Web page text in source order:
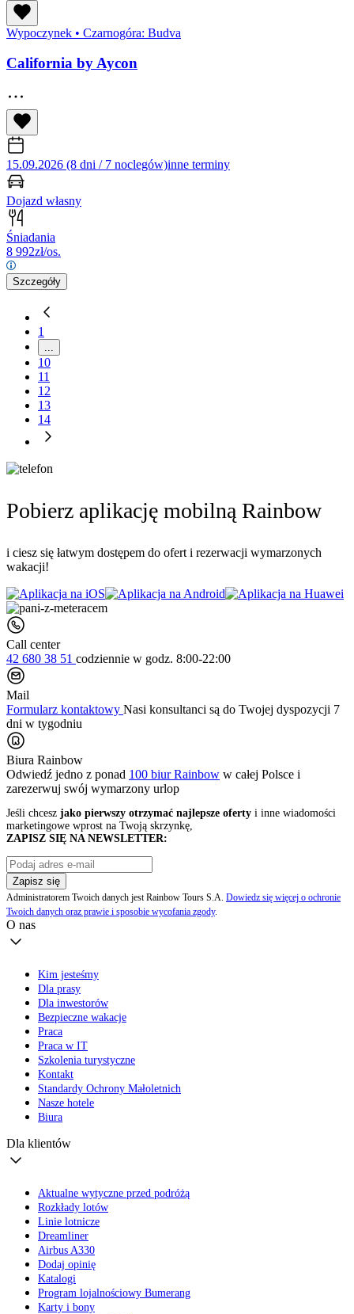
Wypoczynek • Czarnogóra: Budva
California by Aycon
15.09.2026 (8 dni / 7 noclegów)inne terminy
Dojazd własny
Śniadania
8 992zł/os.
Szczegóły
1
10
11
12
13
14
Pobierz aplikację mobilną Rainbow
i ciesz się łatwym dostępem do ofert i rezerwacji wymarzonych
wakacji!
Call center
42 680 38 51 codziennie w godz. 8:00-22:00
Mail
Formularz kontaktowy Nasi konsultanci są do Twojej dyspozycji 7
dni w tygodniu
Biura Rainbow
Odwiedź jedno z ponad 100 biur Rainbow w całej Polsce i
zarezerwuj swój wymarzony urlop
Jeśli chcesz jako pierwszy otrzymać najlepsze oferty i inne wiadomości
marketingowe wprost na Twoją skrzynkę,
ZAPISZ SIĘ NA NEWSLETTER:
Zapisz się
Administratorem Twoich danych jest Rainbow Tours S.A. Dowiedz się więcej o ochronie
Twoich danych oraz prawie i sposobie wycofania zgody.
O nas
Kim jesteśmy
Dla prasy
Dla inwestorów
Bezpieczne wakacje
Praca
Praca w IT
Szkolenia turystyczne
Kontakt
Standardy Ochrony Małoletnich
Nasze hotele
Biura
Dla klientów
Aktualne wytyczne przed podróżą
Rozkłady lotów
Linie lotnicze
Dreamliner
Airbus A330
Dodaj opinię
Katalogi
Program lojalnościowy Bumerang
Karty i bony